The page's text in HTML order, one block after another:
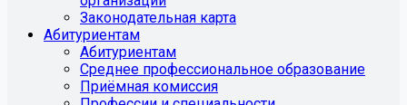
Законодательная карта
Абитуриентам
Абитуриентам
Среднее профессиональное образование
Приёмная комиссия